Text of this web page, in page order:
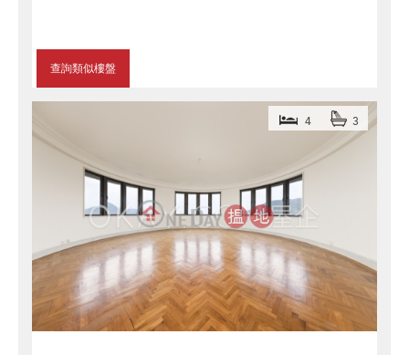
查詢類似樓盤
4 3